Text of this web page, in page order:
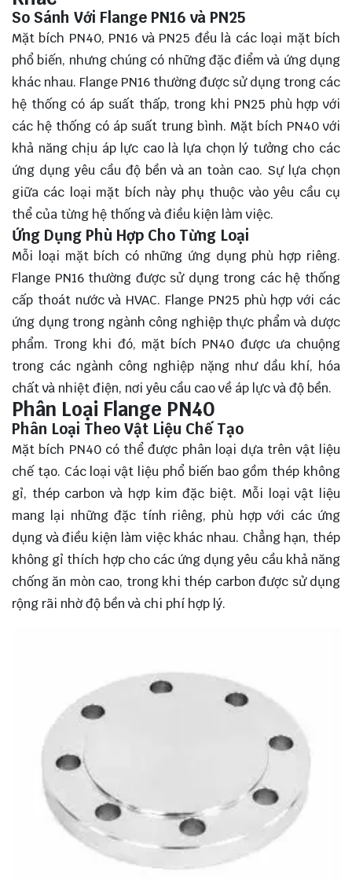
So Sánh Với Flange PN16 và PN25
Mặt bích PN40, PN16 và PN25 đều là các loại mặt bích
phổ biến, nhưng chúng có những đặc điểm và ứng dụng
khác nhau. Flange PN16 thường được sử dụng trong các
hệ thống có áp suất thấp, trong khi PN25 phù hợp với
các hệ thống có áp suất trung bình. Mặt bích PN40 với
khả năng chịu áp lực cao là lựa chọn lý tưởng cho các
ứng dụng yêu cầu độ bền và an toàn cao. Sự lựa chọn
giữa các loại mặt bích này phụ thuộc vào yêu cầu cụ
thể của từng hệ thống và điều kiện làm việc.
Ứng Dụng Phù Hợp Cho Từng Loại
Mỗi loại mặt bích có những ứng dụng phù hợp riêng.
Flange PN16 thường được sử dụng trong các hệ thống
cấp thoát nước và HVAC. Flange PN25 phù hợp với các
ứng dụng trong ngành công nghiệp thực phẩm và dược
phẩm. Trong khi đó, mặt bích PN40 được ưa chuộng
trong các ngành công nghiệp nặng như dầu khí, hóa
chất và nhiệt điện, nơi yêu cầu cao về áp lực và độ bền.
Phân Loại Flange PN40
Phân Loại Theo Vật Liệu Chế Tạo
Mặt bích PN40 có thể được phân loại dựa trên vật liệu
chế tạo. Các loại vật liệu phổ biến bao gồm thép không
gỉ, thép carbon và hợp kim đặc biệt. Mỗi loại vật liệu
mang lại những đặc tính riêng, phù hợp với các ứng
dụng và điều kiện làm việc khác nhau. Chẳng hạn, thép
không gỉ thích hợp cho các ứng dụng yêu cầu khả năng
chống ăn mòn cao, trong khi thép carbon được sử dụng
rộng rãi nhờ độ bền và chi phí hợp lý.